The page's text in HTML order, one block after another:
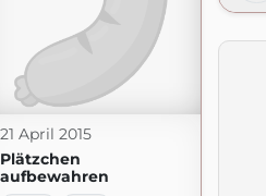
21 April 2015
Plätzchen
aufbewahren